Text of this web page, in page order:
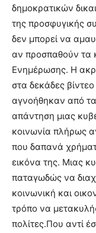
δημοκρατικών
της προσφυγικής
δεν μπορεί να
αν προσπαθούν τα
Ενημέρωσης. Η
στα δεκάδες
αγνοήθηκαν από
απάντηση μιας
κοινωνία πλήρως
που δαπανά
εικόνα της. Μιας
παταγωδώς να
κοινωνική και
τρόπο να
πολίτες.Που αντί